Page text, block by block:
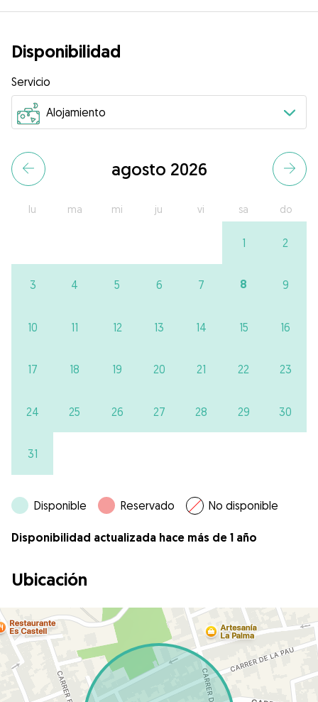
Disponibilidad
Servicio
agosto 2026
lu ma mi ju vi sa do
1 2
3 4 5 6 7 8 9
10 11 12 13 14 15 16
17 18 19 20 21 22 23
24 25 26 27 28 29 30
31
Disponible Reservado No disponible
Disponibilidad actualizada hace más de 1 año
Ubicación